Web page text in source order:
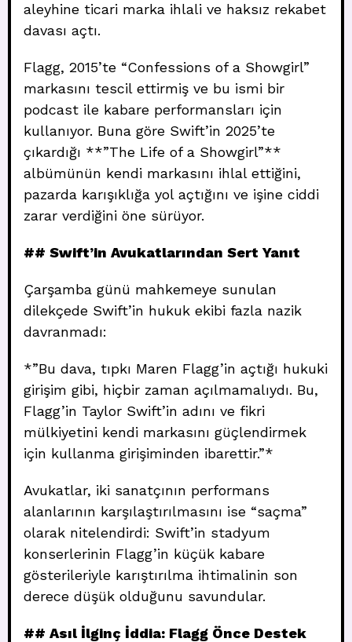
aleyhine ticari marka ihlali ve haksız rekabet
davası açtı.
Flagg, 2015’te “Confessions of a Showgirl”
markasını tescil ettirmiş ve bu ismi bir
podcast ile kabare performansları için
kullanıyor. Buna göre Swift’in 2025’te
çıkardığı **”The Life of a Showgirl”**
albümünün kendi markasını ihlal ettiğini,
pazarda karışıklığa yol açtığını ve işine ciddi
zarar verdiğini öne sürüyor.
## Swift’in Avukatlarından Sert Yanıt
Çarşamba günü mahkemeye sunulan
dilekçede Swift’in hukuk ekibi fazla nazik
davranmadı:
*”Bu dava, tıpkı Maren Flagg’in açtığı hukuki
girişim gibi, hiçbir zaman açılmamalıydı. Bu,
Flagg’in Taylor Swift’in adını ve fikri
mülkiyetini kendi markasını güçlendirmek
için kullanma girişiminden ibarettir.”*
Avukatlar, iki sanatçının performans
alanlarının karşılaştırılmasını ise “saçma”
olarak nitelendirdi: Swift’in stadyum
konserlerinin Flagg’in küçük kabare
gösterileriyle karıştırılma ihtimalinin son
derece düşük olduğunu savundular.
## Asıl İlginç İddia: Flagg Önce Destek